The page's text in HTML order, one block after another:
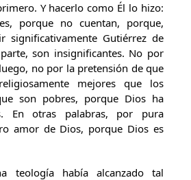
Y hacerlo como Él lo hizo:
porque no cuentan, porque,
significativamente Gutiérrez de
son insignificantes. No por
no por la pretensión de que
mejores que los
son pobres, porque Dios ha
En otras palabras, por pura
amor de Dios, porque Dios es
teología había alcanzado tal